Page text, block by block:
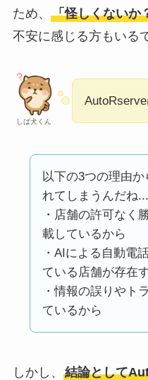
ため、 「怪しくないか
不安に感じる方もいる
しば犬くん
以下の3つの理由
れてしまうんだね...
・店舗の許可なく
載しているから
・AIによる自動電
ている店舗が存在
・情報の誤りやト
ているから
しかし、 結論として